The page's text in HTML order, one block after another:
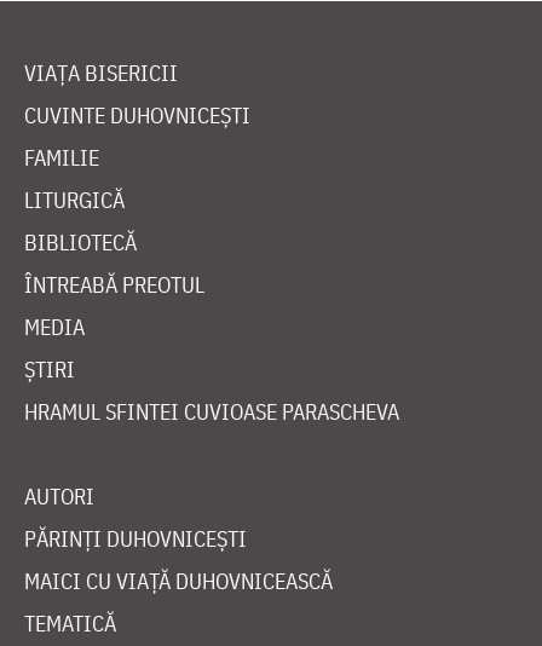
VIAȚA BISERICII
CUVINTE DUHOVNICEȘTI
FAMILIE
LITURGICĂ
BIBLIOTECĂ
ÎNTREABĂ PREOTUL
MEDIA
ȘTIRI
HRAMUL SFINTEI CUVIOASE PARASCHEVA
AUTORI
PĂRINȚI DUHOVNICEȘTI
MAICI CU VIAȚĂ DUHOVNICEASCĂ
TEMATICĂ